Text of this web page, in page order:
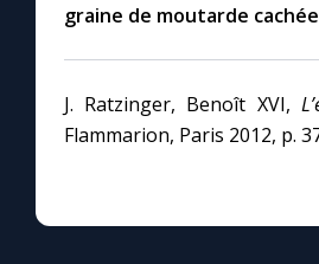
graine de moutarde
J. Ratzinger, Benoît XVI,
Flammarion, Paris 2012, p.